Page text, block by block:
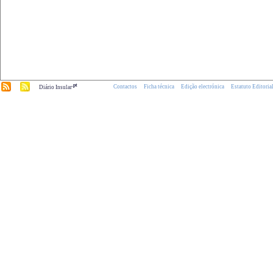
Diário Insular.pt Contactos Ficha técnica Edição electrónica Estatuto Editorial